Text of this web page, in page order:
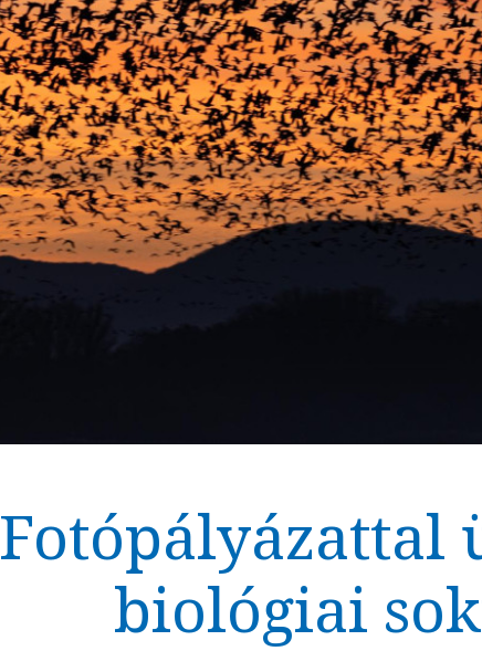
Fotópályázattal
biológiai